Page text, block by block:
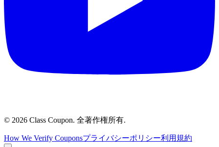
© 2026 Class Coupon. 全著作権所有.
How We Verify Couponsプライバシーポリシー利用規約